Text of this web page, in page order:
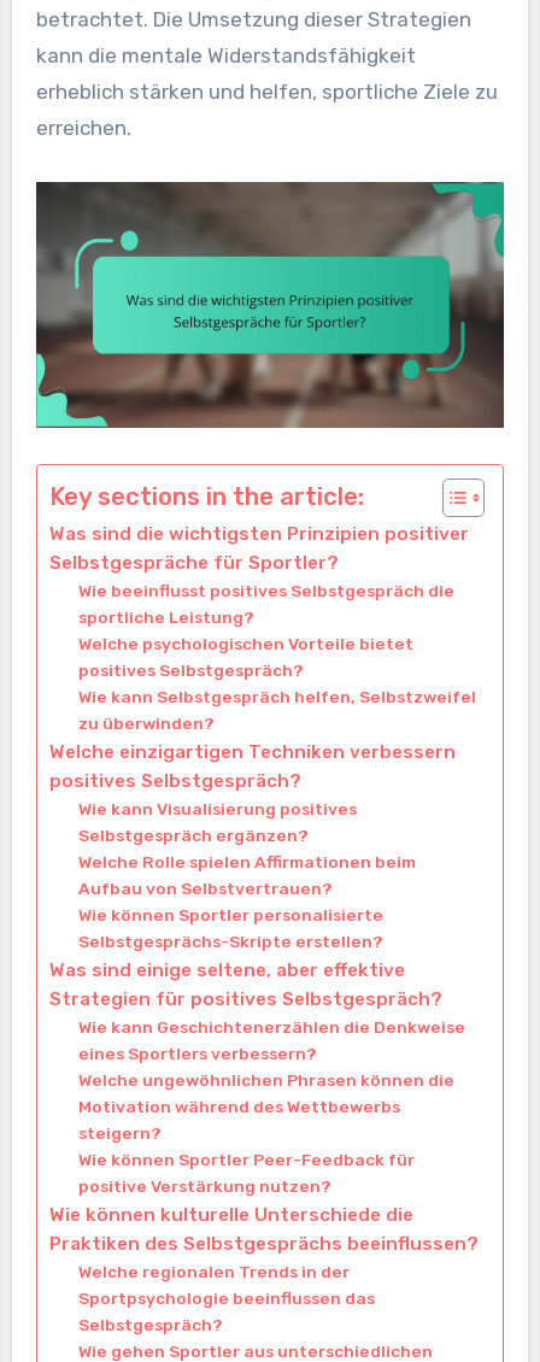
betrachtet. Die Umsetzung dieser Strategien
kann die mentale Widerstandsfähigkeit
erheblich stärken und helfen, sportliche Ziele zu
erreichen.
Key sections in the article:
Was sind die wichtigsten Prinzipien positiver
Selbstgespräche für Sportler?
Wie beeinflusst positives Selbstgespräch die
sportliche Leistung?
Welche psychologischen Vorteile bietet
positives Selbstgespräch?
Wie kann Selbstgespräch helfen, Selbstzweifel
zu überwinden?
Welche einzigartigen Techniken verbessern
positives Selbstgespräch?
Wie kann Visualisierung positives
Selbstgespräch ergänzen?
Welche Rolle spielen Affirmationen beim
Aufbau von Selbstvertrauen?
Wie können Sportler personalisierte
Selbstgesprächs-Skripte erstellen?
Was sind einige seltene, aber effektive
Strategien für positives Selbstgespräch?
Wie kann Geschichtenerzählen die Denkweise
eines Sportlers verbessern?
Welche ungewöhnlichen Phrasen können die
Motivation während des Wettbewerbs
steigern?
Wie können Sportler Peer-Feedback für
positive Verstärkung nutzen?
Wie können kulturelle Unterschiede die
Praktiken des Selbstgesprächs beeinflussen?
Welche regionalen Trends in der
Sportpsychologie beeinflussen das
Selbstgespräch?
Wie gehen Sportler aus unterschiedlichen